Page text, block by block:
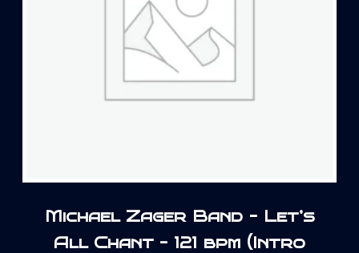
Michael Zager Band – Let’s
All Chant – 121 bpm (Intro